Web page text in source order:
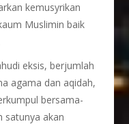
kemusyrikan
Muslimin baik
eksis, berjumlah
agama dan aqidah,
bersama-
satunya akan